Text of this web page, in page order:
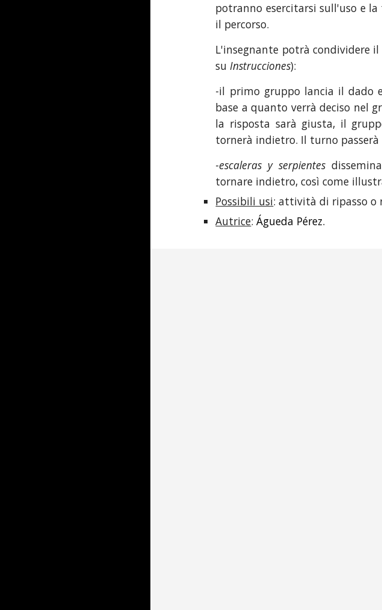
potranno esercitarsi sull'uso e
il percorso.
L'insegnante potrà condividere
suInstrucciones):
-il primo gruppo lancia il dado
base a quanto verrà deciso nel
la risposta sarà giusta, il
tornerà indietro. Il turno passerà
-escaleras y serpientes
tornare indietro, così come
Possibili usi: attività di ripasso o
Autrice:Águeda Pérez.